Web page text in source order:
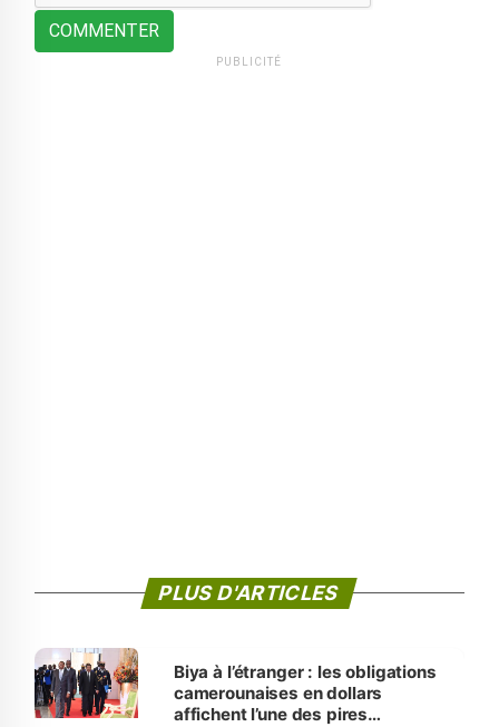
COMMENTER
PUBLICITÉ
PLUS D'ARTICLES
Biya à l’étranger : les obligations
camerounaises en dollars
affichent l’une des pires